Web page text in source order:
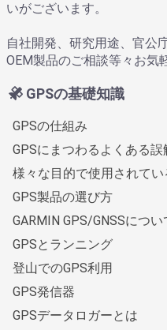
いがございます。
自社開発、研究用途、官公
OEM製品のご相談等々お気
GPSの基礎知識
GPSの仕組み
GPSにまつわるよくある誤
様々な目的で使用されてい
GPS製品の選び方
GARMIN GPS/GNSSについ
GPSとランニング
登山でのGPS利用
GPS発信器
GPSデータロガーとは